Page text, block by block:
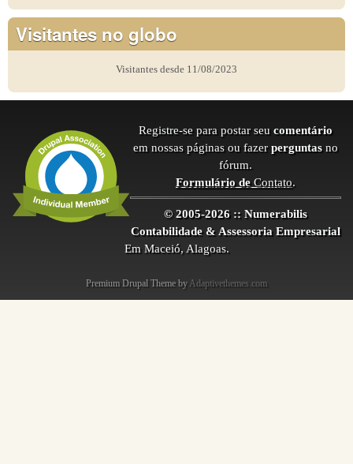
Visitantes no globo
Visitantes desde 11/08/2023
Registre-se para postar seu comentário
em nossas páginas ou fazer perguntas no
fórum.
Formulário deContato.
© 2005-2026 :: Numerabilis
Contabilidade & Assessoria Empresarial
Em Maceió, Alagoas.
Premium Drupal Theme by Adaptivethemes.com